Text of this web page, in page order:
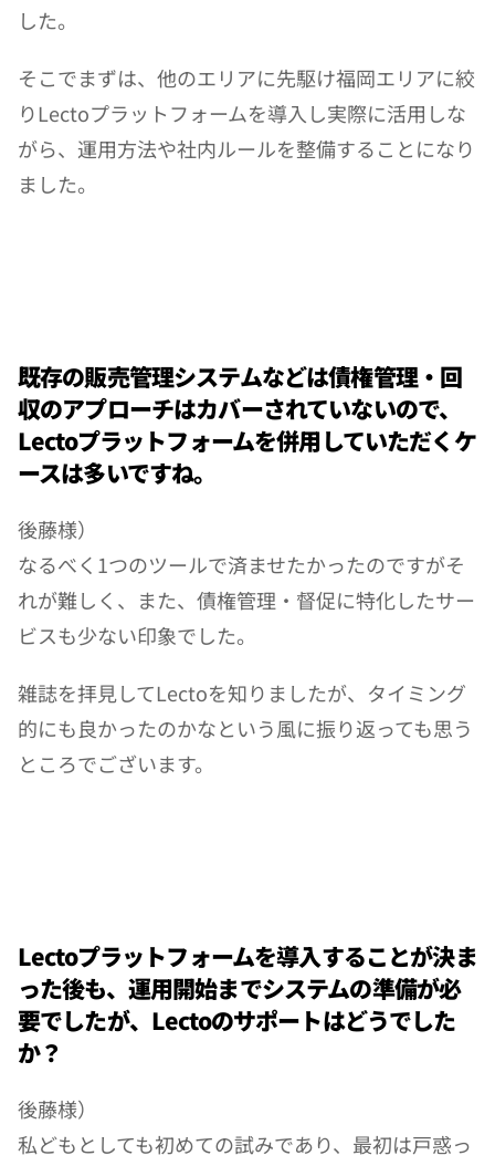
した。
そこでまずは、他のエリアに先駆け福岡エリアに絞
りLectoプラットフォームを導入し実際に活用しな
がら、運用方法や社内ルールを整備することになり
ました。
既存の販売管理システムなどは債権管理・回
収のアプローチはカバーされていないので、
Lectoプラットフォームを併用していただくケ
ースは多いですね。
後藤様）
なるべく1つのツールで済ませたかったのですがそ
れが難しく、また、債権管理・督促に特化したサー
ビスも少ない印象でした。
雑誌を拝見してLectoを知りましたが、タイミング
的にも良かったのかなという風に振り返っても思う
ところでございます。
Lectoプラットフォームを導入することが決ま
った後も、運用開始までシステムの準備が必
要でしたが、Lectoのサポートはどうでした
か？
後藤様）
私どもとしても初めての試みであり、最初は戸惑っ